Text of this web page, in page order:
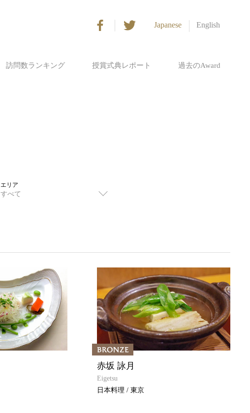
Japanese English
訪問数ランキング 授賞式典レポート 過去のAward
エリア
赤坂 詠月
Eigetsu
日本料理 / 東京